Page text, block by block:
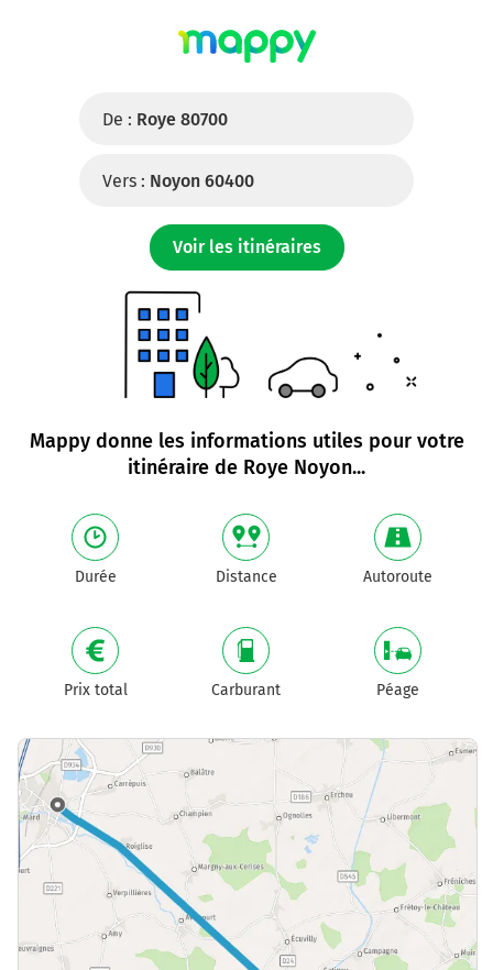
De : Roye 80700
Vers : Noyon 60400
Voir les itinéraires
Mappy donne les informations utiles pour votre
itinéraire de Roye Noyon...
Durée Distance Autoroute
Prix total Carburant Péage